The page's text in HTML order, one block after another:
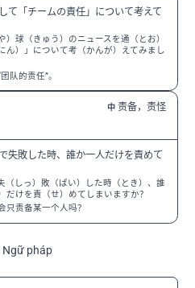
て「チームの責任」について考えて
球（きゅう）のニュースを通（とお）
ん）」について考（かんが）えてみまし
队的责任”。
中 责备，责怪
失敗した時、誰か一人だけを責めて
（しっ）敗（ぱい）した時（とき）、誰
だけを責（せ）めてしまいますか？
只责备某一个人吗？
Ngữ pháp